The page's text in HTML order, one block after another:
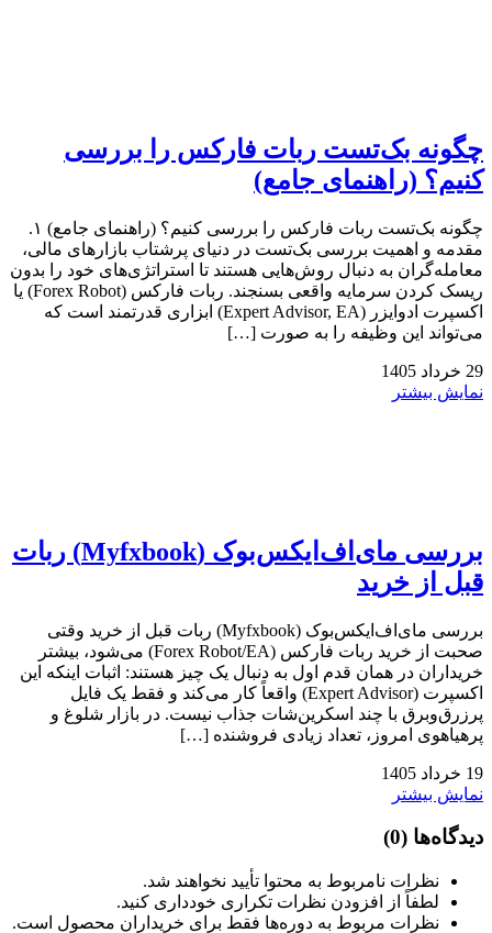
چگونه بک‌تست ربات فارکس را بررسی
کنیم؟ (راهنمای جامع)
چگونه بک‌تست ربات فارکس را بررسی کنیم؟ (راهنمای جامع) ۱.
مقدمه و اهمیت بررسی بک‌تست در دنیای پرشتاب بازارهای مالی،
معامله‌گران به دنبال روش‌هایی هستند تا استراتژی‌های خود را بدون
ریسک کردن سرمایه واقعی بسنجند. ربات فارکس (Forex Robot) یا
اکسپرت ادوایزر (Expert Advisor, EA) ابزاری قدرتمند است که
می‌تواند این وظیفه را به صورت […]
29 خرداد 1405
نمایش بیشتر
بررسی مای‌اف‌ایکس‌بوک (Myfxbook) ربات
قبل از خرید
بررسی مای‌اف‌ایکس‌بوک (Myfxbook) ربات قبل از خرید وقتی
صحبت از خرید ربات فارکس (Forex Robot/EA) می‌شود، بیشتر
خریداران در همان قدم اول به دنبال یک چیز هستند: اثبات اینکه این
اکسپرت (Expert Advisor) واقعاً کار می‌کند و فقط یک فایل
پرزرق‌وبرق با چند اسکرین‌شات جذاب نیست. در بازار شلوغ و
پرهیاهوی امروز، تعداد زیادی فروشنده […]
19 خرداد 1405
نمایش بیشتر
دیدگاه‌ها (0)
نظرات نامربوط به محتوا تأیید نخواهند شد.
لطفاً از افزودن نظرات تکراری خودداری کنید.
نظرات مربوط به دوره‌ها فقط برای خریداران محصول است.